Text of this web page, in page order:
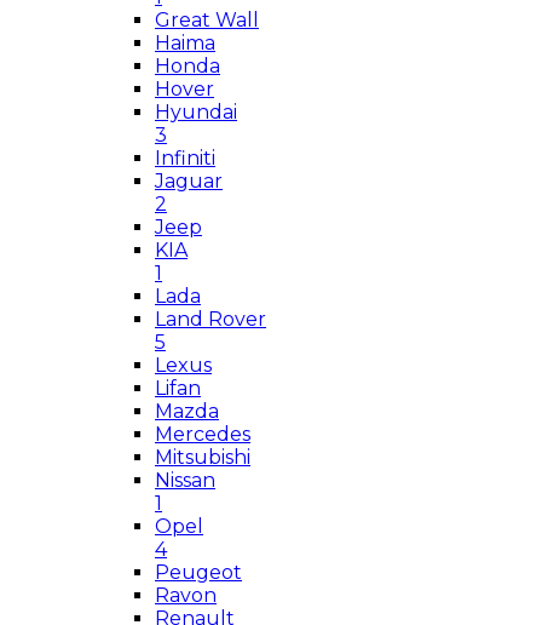
Great Wall
Haima
Honda
Hover
Hyundai
3
Infiniti
Jaguar
2
Jeep
KIA
1
Lada
Land Rover
5
Lexus
Lifan
Mazda
Mercedes
Mitsubishi
Nissan
1
Opel
4
Peugeot
Ravon
Renault